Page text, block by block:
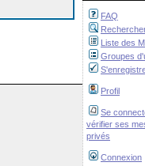
FAQ
Liste des
Groupes
Profil
Se
vérifier ses
privés
Connexion